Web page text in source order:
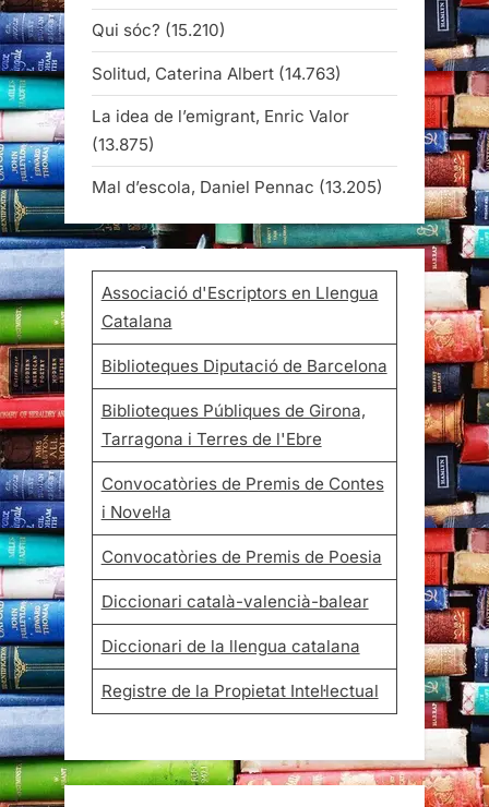
Qui sóc? (15.210)
Solitud, Caterina Albert (14.763)
La idea de l’emigrant, Enric Valor
(13.875)
Mal d’escola, Daniel Pennac (13.205)
Associació d'Escriptors en Llengua
Catalana
Biblioteques Diputació de Barcelona
Biblioteques Públiques de Girona,
Tarragona i Terres de l'Ebre
Convocatòries de Premis de Contes
i Novel·la
Convocatòries de Premis de Poesia
Diccionari català-valencià-balear
Diccionari de la llengua catalana
Registre de la Propietat Intel·lectual